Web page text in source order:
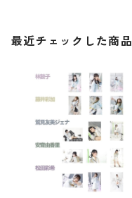
最近チェックした商品